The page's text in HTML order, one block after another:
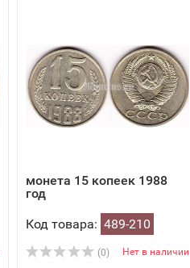
монета 15 копеек 1988
год
Код товара: 489-210
(0) Нет в наличии